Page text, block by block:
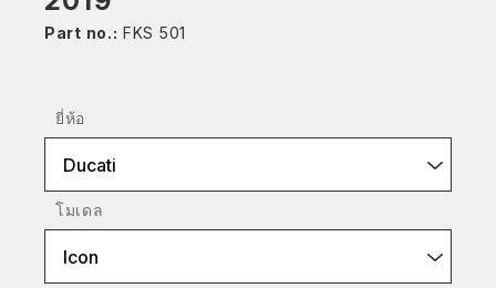
Part no.: FKS 501
ยี่ห้อ
Ducati
โมเดล
Icon